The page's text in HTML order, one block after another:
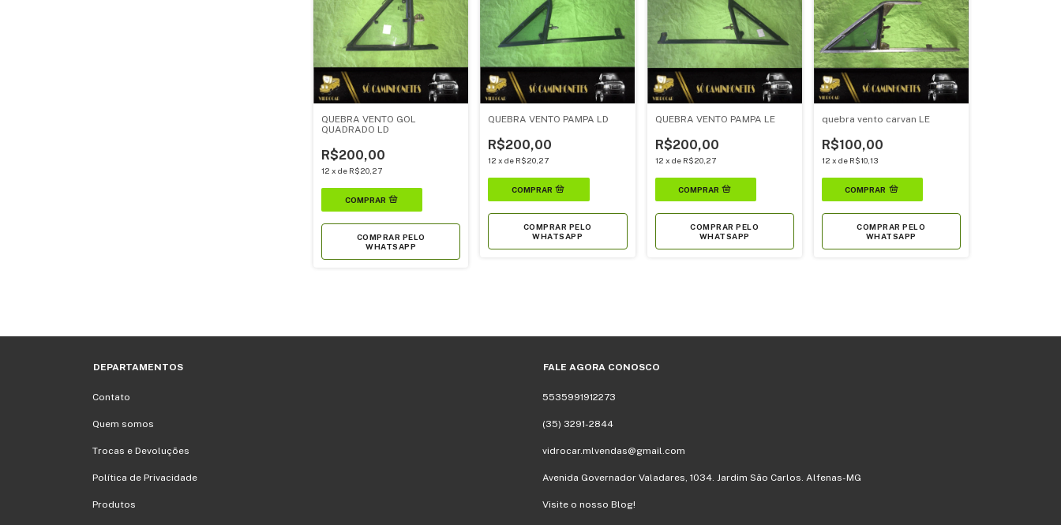
QUEBRA VENTO GOL
QUADRADO LD
R$200,00
12 x de R$20,27
COMPRAR PELO
WHATSAPP
QUEBRA VENTO PAMPA LD
R$200,00
12 xde R$20,27
COMPRAR PELO
WHATSAPP
QUEBRA VENTO PAMPA LE
R$200,00
12 x de R$20,27
COMPRAR PELO
WHATSAPP
quebra vento carvan LE
R$100,00
12 x de R$10,13
COMPRAR PELO
WHATSAPP
DEPARTAMENTOS
Contato
Quem somos
Trocas e Devoluções
Política de Privacidade
Produtos
FALE AGORA CONOSCO
5535991912273
(35) 3291-2844
vidrocar.mlvendas@gmail.com
Avenida Governador Valadares, 1034. Jardim São Carlos. Alfenas-MG
Visite o nosso Blog!